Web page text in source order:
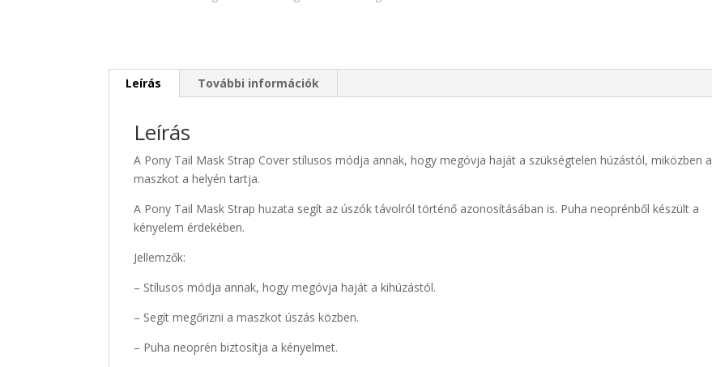
Leírás További információk
Leírás
A Pony Tail Mask Strap Cover stílusos módja annak, hogy megóvja haját a szükségtelen húzástól, miközben a
maszkot a helyén tartja.
A Pony Tail Mask Strap huzata segít az úszók távolról történő azonosításában is. Puha neoprénből készült a
kényelem érdekében.
Jellemzők:
– Stílusos módja annak, hogy megóvja haját a kihúzástól.
– Segít megőrizni a maszkot úszás közben.
– Puha neoprén biztosítja a kényelmet.